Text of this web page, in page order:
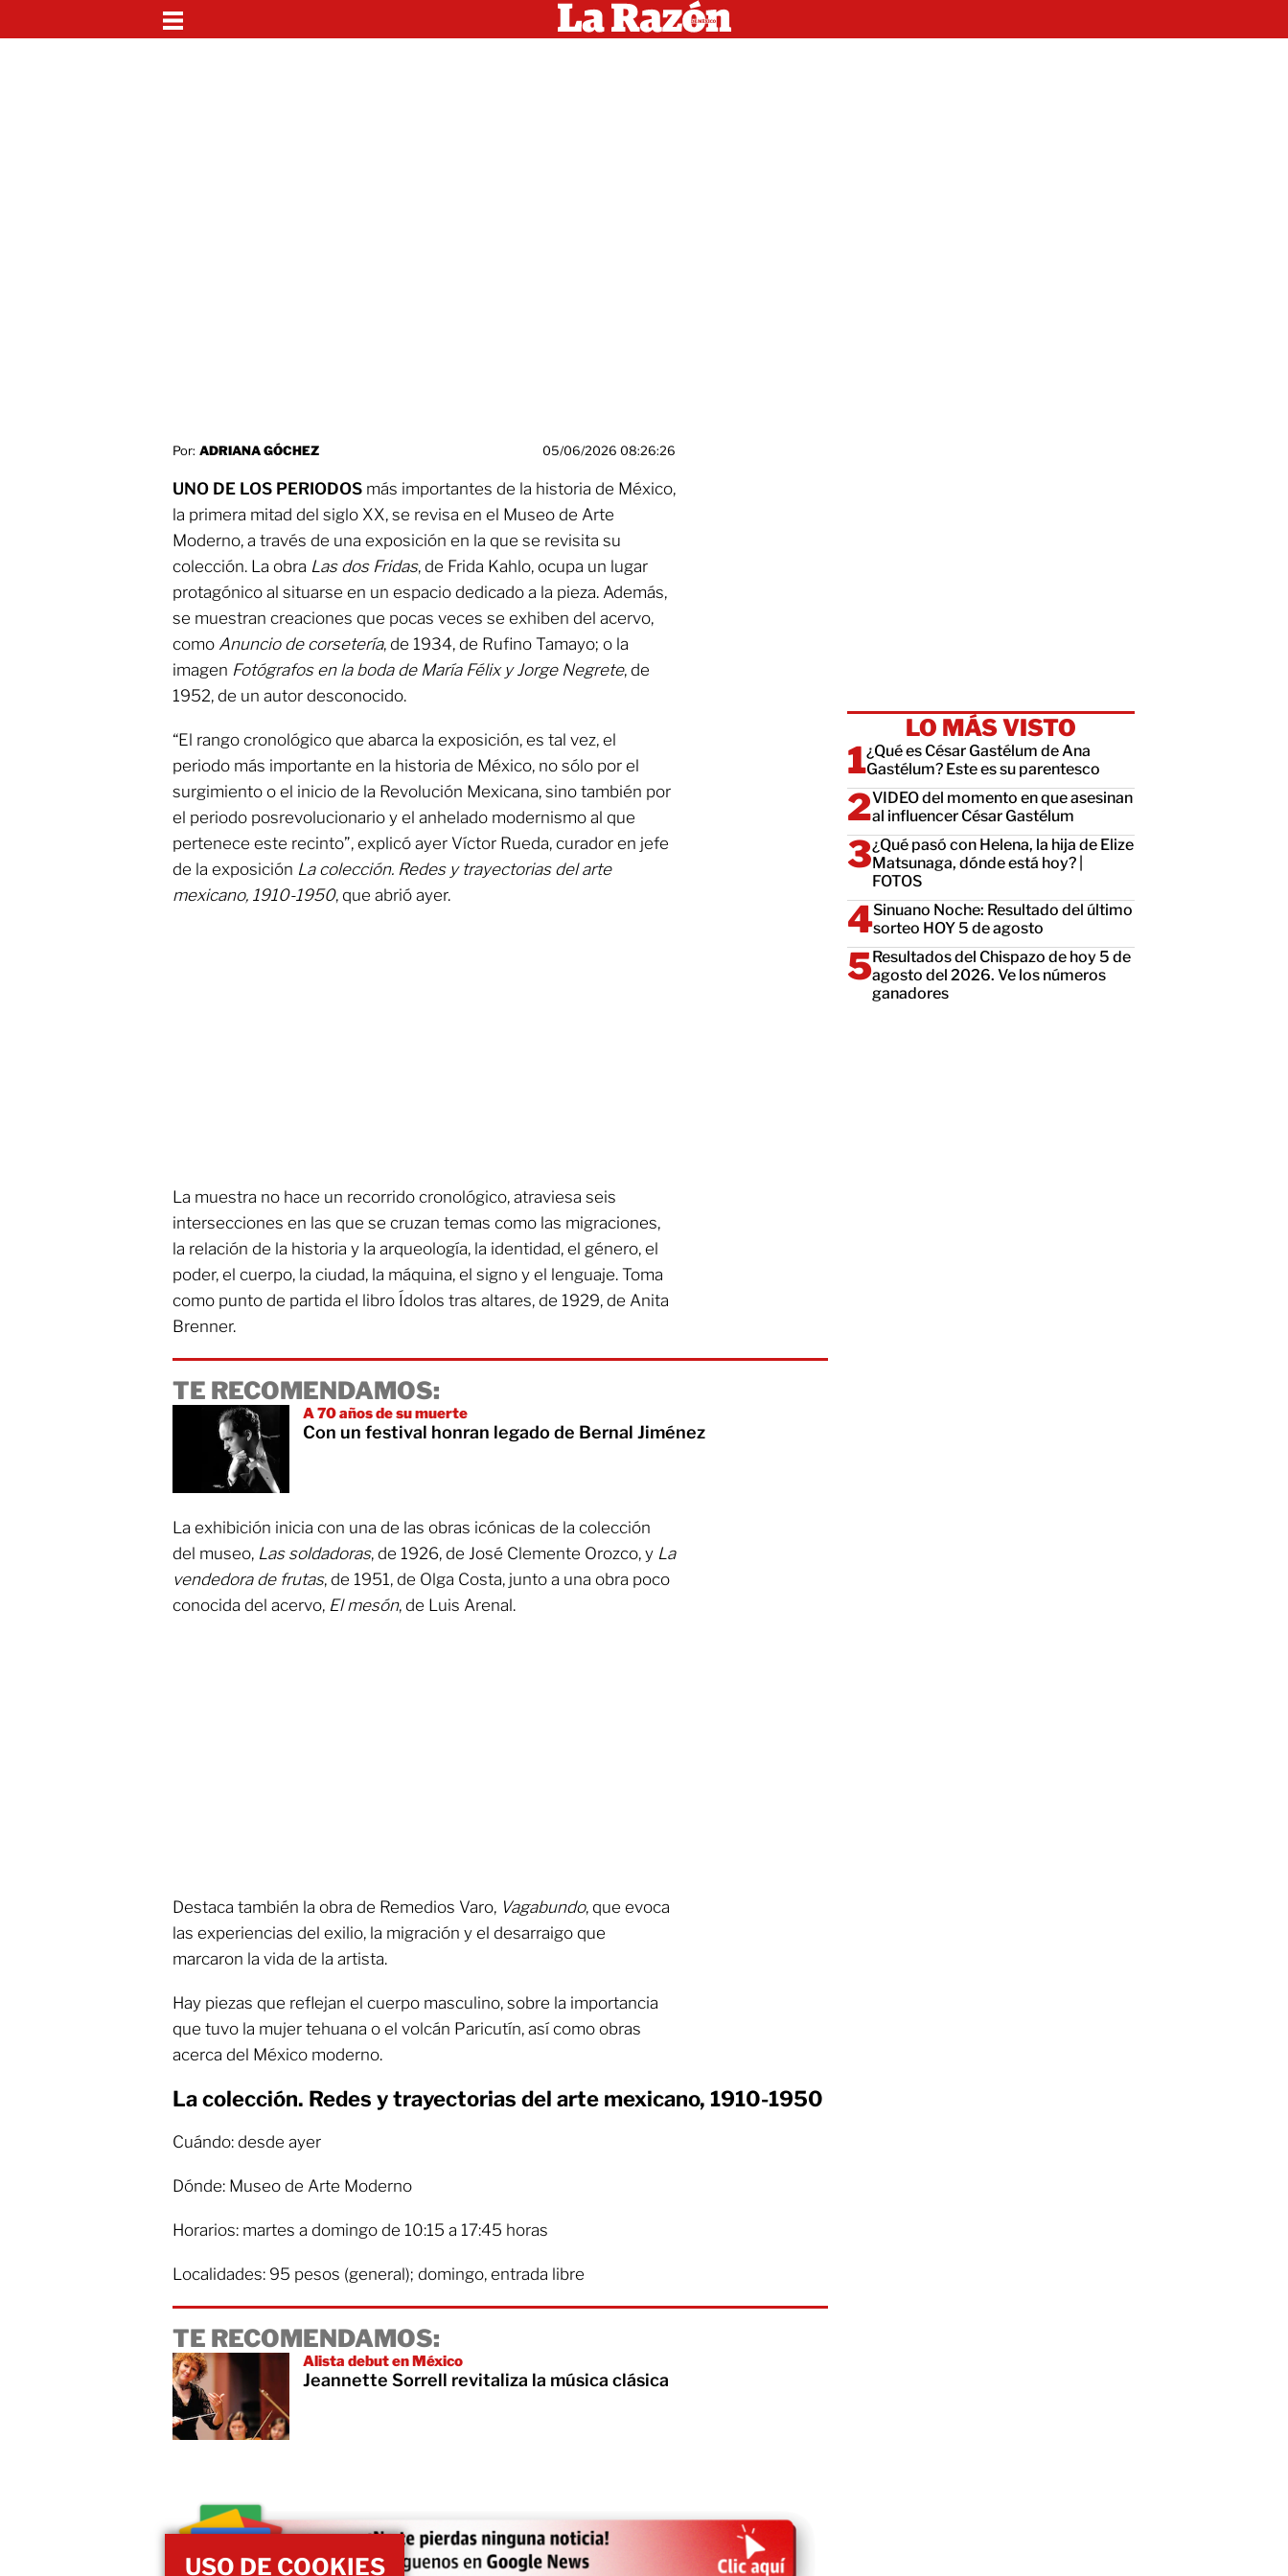
Por: ADRIANA GÓCHEZ 05/06/2026 08:26:26
UNO DE LOS PERIODOS más importantes de la historia de México,
la primera mitad del siglo XX, se revisa en el Museo de Arte
Moderno, a través de una exposición en la que se revisita su
colección. La obra Las dos Fridas, de Frida Kahlo, ocupa un lugar
protagónico al situarse en un espacio dedicado a la pieza. Además,
se muestran creaciones que pocas veces se exhiben del acervo,
como Anuncio de corsetería, de 1934, de Rufino Tamayo; o la
imagen Fotógrafos en la boda de María Félix y Jorge Negrete, de
1952, de un autor desconocido.
“El rango cronológico que abarca la exposición, es tal vez, el
periodo más importante en la historia de México, no sólo por el
surgimiento o el inicio de la Revolución Mexicana, sino también por
el periodo posrevolucionario y el anhelado modernismo al que
pertenece este recinto”, explicó ayer Víctor Rueda, curador en jefe
de la exposición La colección. Redes y trayectorias del arte
mexicano, 1910-1950, que abrió ayer.
La muestra no hace un recorrido cronológico, atraviesa seis
intersecciones en las que se cruzan temas como las migraciones,
la relación de la historia y la arqueología, la identidad, el género, el
poder, el cuerpo, la ciudad, la máquina, el signo y el lenguaje. Toma
como punto de partida el libro Ídolos tras altares, de 1929, de Anita
Brenner.
TE RECOMENDAMOS:
A 70 años de su muerte
Con un festival honran legado de Bernal Jiménez
La exhibición inicia con una de las obras icónicas de la colección
del museo, Las soldadoras, de 1926, de José Clemente Orozco, y La
vendedora de frutas, de 1951, de Olga Costa, junto a una obra poco
conocida del acervo, El mesón, de Luis Arenal.
Destaca también la obra de Remedios Varo, Vagabundo, que evoca
las experiencias del exilio, la migración y el desarraigo que
marcaron la vida de la artista.
Hay piezas que reflejan el cuerpo masculino, sobre la importancia
que tuvo la mujer tehuana o el volcán Paricutín, así como obras
acerca del México moderno.
La colección. Redes y trayectorias del arte mexicano, 1910-1950
Cuándo: desde ayer
Dónde: Museo de Arte Moderno
Horarios: martes a domingo de 10:15 a 17:45 horas
Localidades: 95 pesos (general); domingo, entrada libre
TE RECOMENDAMOS:
Alista debut en México
Jeannette Sorrell revitaliza la música clásica
LO MÁS VISTO
¿Qué es César Gastélum de Ana
Gastélum? Este es su parentesco
VIDEO del momento en que asesinan
al influencer César Gastélum
¿Qué pasó con Helena, la hija de Elize
Matsunaga, dónde está hoy? |
FOTOS
Sinuano Noche: Resultado del último
sorteo HOY 5 de agosto
Resultados del Chispazo de hoy 5 de
agosto del 2026. Ve los números
ganadores
USO DE COOKIES